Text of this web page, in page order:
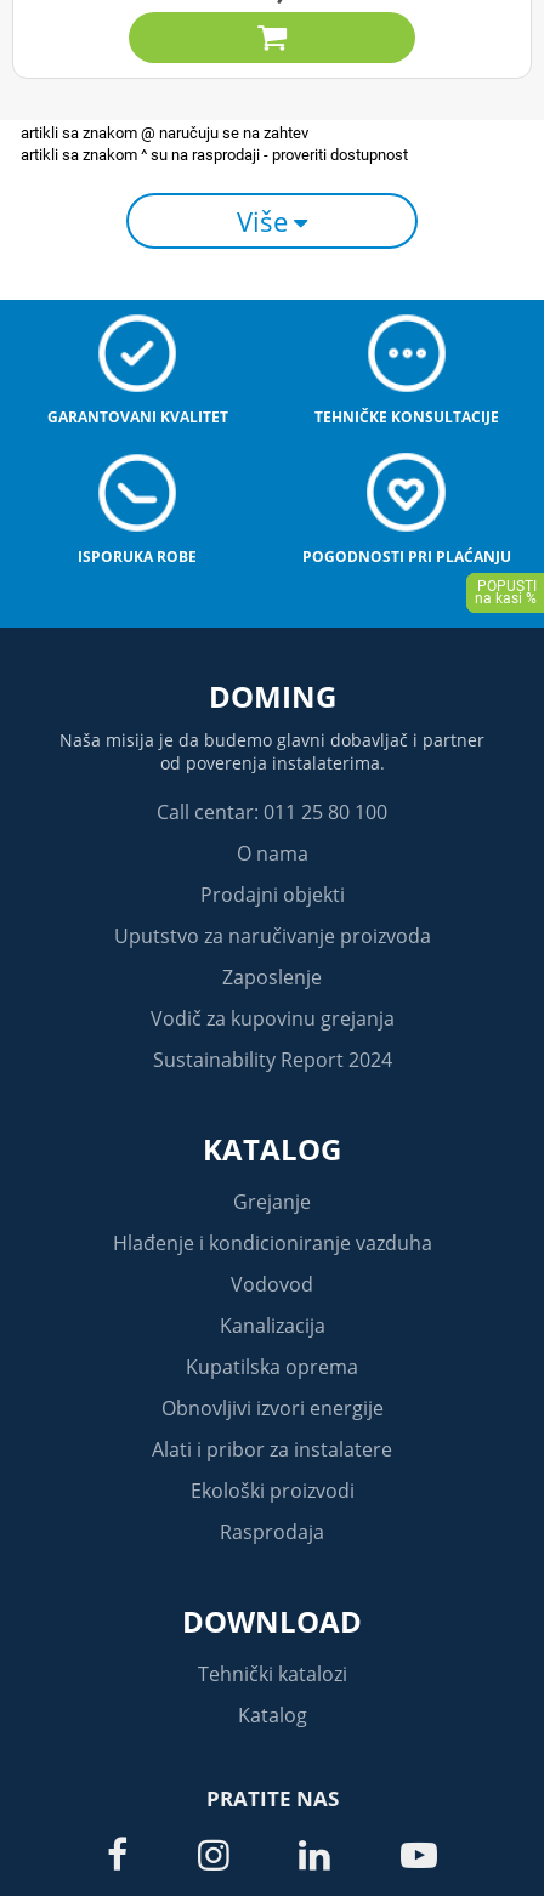

Više
GARANTOVANI KVALITET TEHNIČKE KONSULTACIJE
ISPORUKA ROBE POGODNOSTI PRI PLAĆANJU
DOMING
Naša misija je da budemo glavni dobavljač i partner
od poverenja instalaterima.
Call centar: 011 25 80 100
O nama
Prodajni objekti
Uputstvo za naručivanje proizvoda
Zaposlenje
Vodič za kupovinu grejanja
Sustainability Report 2024
KATALOG
Grejanje
Hlađenje i kondicioniranje vazduha
Vodovod
Kanalizacija
Kupatilska oprema
Obnovljivi izvori energije
Alati i pribor za instalatere
Ekološki proizvodi
Rasprodaja
DOWNLOAD
Tehnički katalozi
Katalog
PRATITE NAS
   